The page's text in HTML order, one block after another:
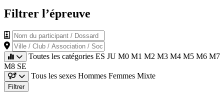
Filtrer l’épreuve
Nom du participant / Dossard
Ville / Club / Association / Société
Toutes les catégories ES JU M0 M1 M2 M3 M4 M5 M6 M7
M8 SE
Tous les sexes Hommes Femmes Mixte
Filtrer